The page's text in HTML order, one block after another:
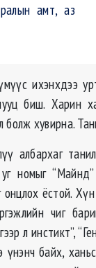
амт, аз
ихэнхдээ
биш. Харин
болж хувирна.
албархаг
номыг
ёстой.
чиг
л инстикт”,
үнэнч байх,